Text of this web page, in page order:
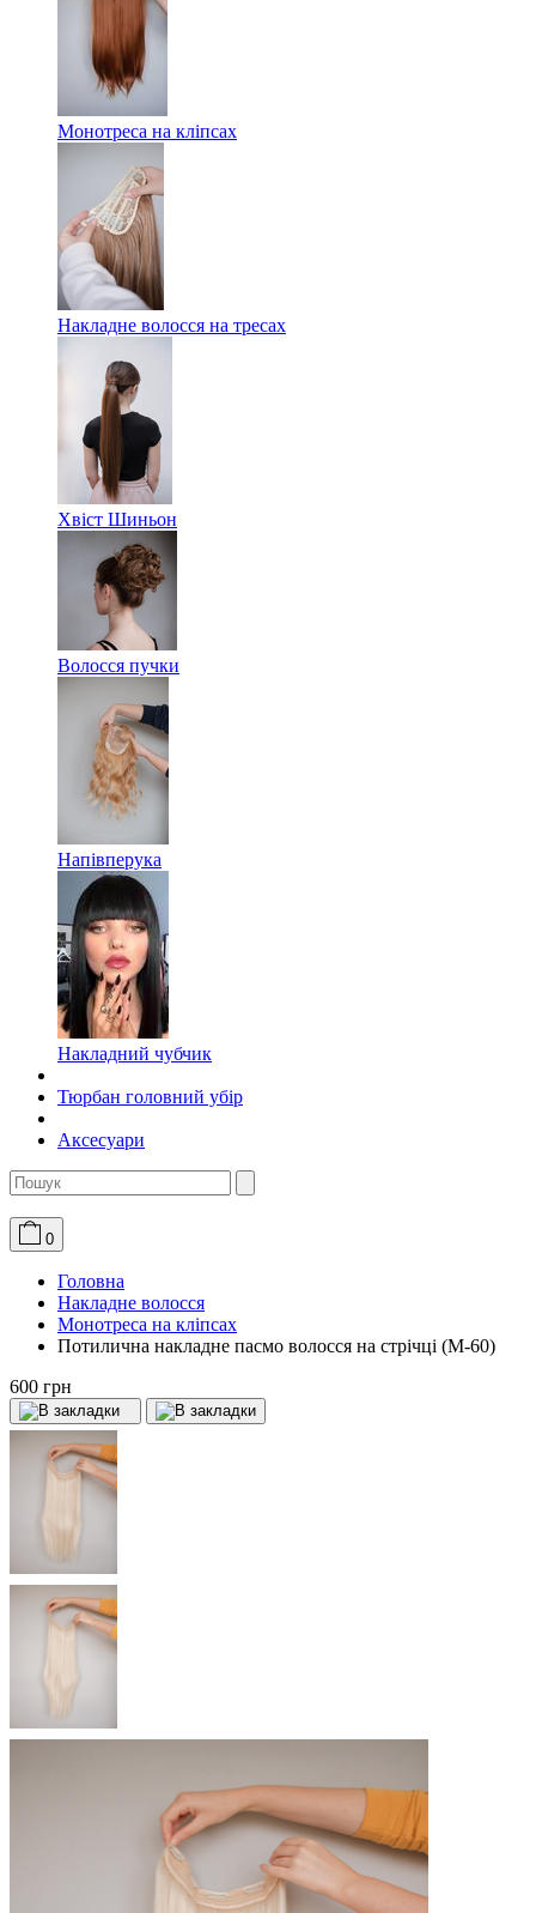
Монотреса на кліпсах
Накладне волосся на тресах
Хвіст Шиньон
Волосся пучки
Напівперука
Накладний чубчик
Тюрбан головний убір
Аксесуари
0
Головна
Накладне волосся
Монотреса на кліпсах
Потилична накладне пасмо волосся на стрічці (M-60)
600 грн